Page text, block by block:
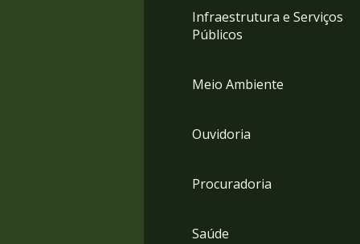
Infraestrutura e Serviços
Públicos
Meio Ambiente
Ouvidoria
Procuradoria
Saúde